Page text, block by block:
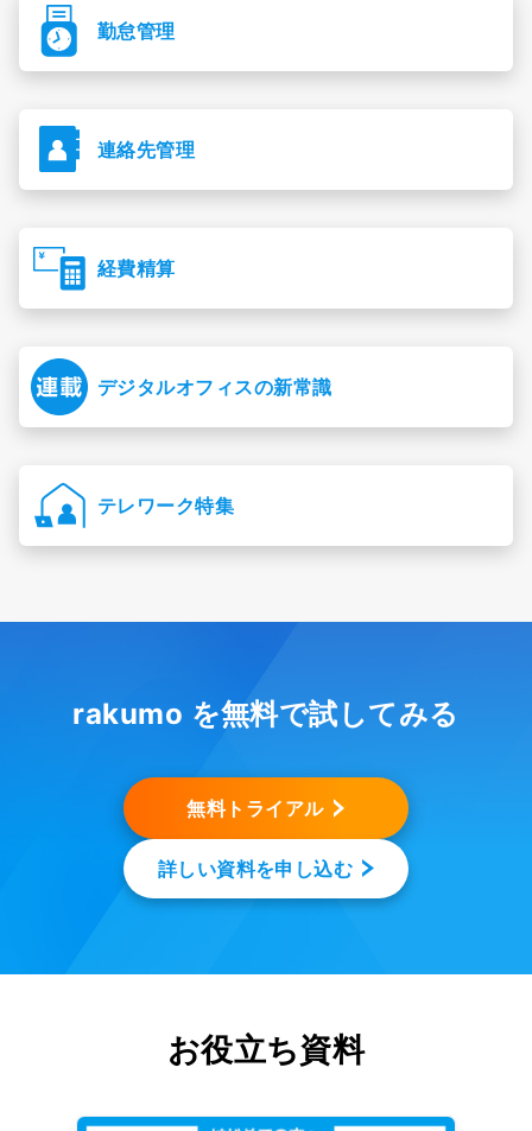
勤怠管理
連絡先管理
経費精算
デジタルオフィスの新常識
テレワーク特集
rakumo を無料で試してみる
無料トライアル
詳しい資料を申し込む
お役立ち資料